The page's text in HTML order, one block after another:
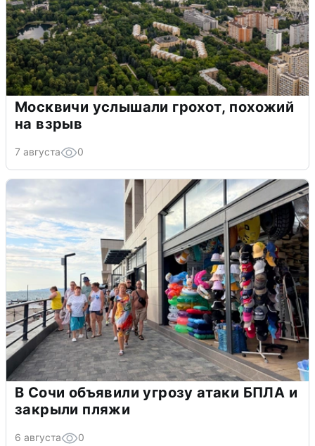
Москвичи услышали грохот, похожий
на взрыв
7 августа 0
В Сочи объявили угрозу атаки БПЛА и
закрыли пляжи
6 августа 0